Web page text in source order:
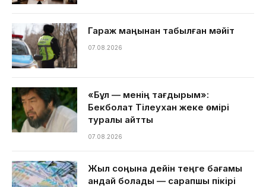
Гараж маңынан табылған мәйіт
07.08.2026
«Бұл — менің тағдырым»:
Бекболат Тілеухан жеке өмірі
туралы айтты
07.08.2026
Жыл соңына дейін теңге бағамы
қандай болады — сарапшы пікірі